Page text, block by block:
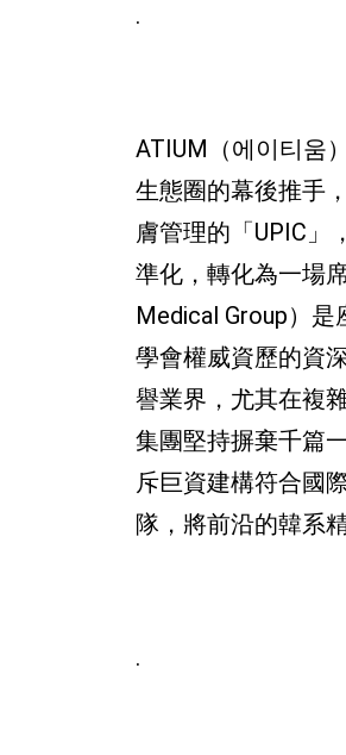
.
ATIUM（에이티움
生態圈的幕後推手
膚管理的「UPIC」
準化，轉化為一場
Medical Group）
學會權威資歷的資
譽業界，尤其在複
集團堅持摒棄千篇
斥巨資建構符合國
隊，將前沿的韓系
.